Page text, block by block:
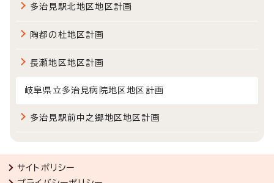
多治見駅北地区地区計画
陶都の杜地区計画
長瀬地区地区計画
岐阜県立多治見病院地区地区計画
多治見駅前中之郷地区地区計画
サイトポリシー